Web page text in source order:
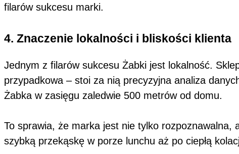
filarów sukcesu marki.
4. Znaczenie lokalności i bliskości klienta
Jednym z filarów sukcesu Żabki jest lokalność.
przypadkowa – stoi za nią precyzyjna analiza
Żabka w zasięgu zaledwie 500 metrów od domu.
To sprawia, że marka jest nie tylko
szybką przekąskę w porze lunchu aż po ciepłą